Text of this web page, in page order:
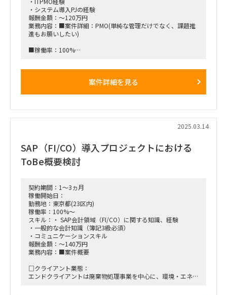
・システム導入PJの経験
報酬金額：～120万円
業務内容：■案件詳細：PMO(単純な管理だけでなく、課題推
進もお願いしたい)
■稼働率：100%
■稼働想定時期：2025年4～12月末※以降延長の可能性有
■備考
・宿泊・交通費は実費精算。ただし単価に含むことも可能(単
価に20万円を上乗せ)
・長期参画できる方、大歓迎です
案件詳細を見る
2025.03.14
SAP（FI/CO）導入プロジェクトにおける
ToBe概要検討
契約期間：1～3ヵ月
稼働開始日：
勤務地：東京都(23区内)
稼働率：100%～
スキル：・ SAP会計領域（FI/CO）に関する知識、経験
・一般的な会計知識（簿記3級必須）
・コミュニケーションスキル
報酬金額：～140万円
業務内容：■案件概要
□クライアント業態：
エンドクライアントは廃棄物処理事業を中心に、環境・エネル